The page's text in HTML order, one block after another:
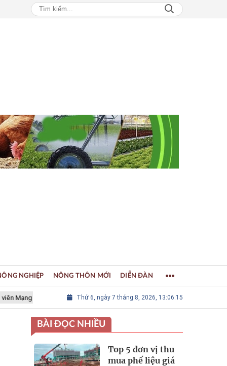
lưới các Thành phố Thủ công sáng tạo Thế giới LÀNG NGHỀ
Thứ 6, ngày 7 tháng 8, 2026, 13:06:16
NGHIỆP NÔNG THÔN MỚI DIỄN ĐÀN
BÀI ĐỌC NHIỀU
Top 5 đơn vị thu
mua phế liệu giá